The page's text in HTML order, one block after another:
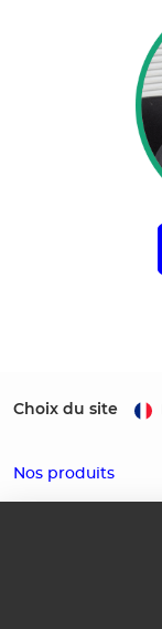
Choix du site
Nos produits